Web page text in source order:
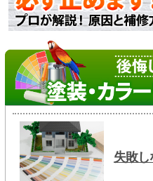
失敗